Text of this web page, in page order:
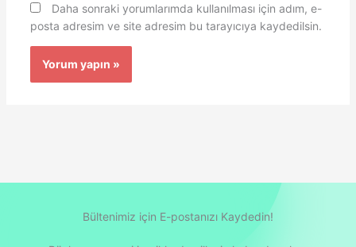
Daha sonraki yorumlarımda kullanılması için adım, e-
posta adresim ve site adresim bu tarayıcıya kaydedilsin.
Bültenimiz için E-postanızı Kaydedin!